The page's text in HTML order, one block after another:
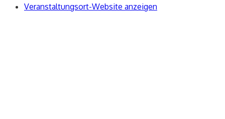
Veranstaltungsort-Website anzeigen